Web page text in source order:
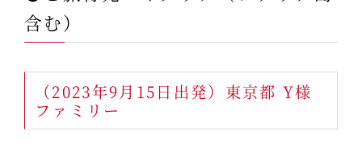
含む）
（2023年9月15日出発）東京都 Y様
ファミリー